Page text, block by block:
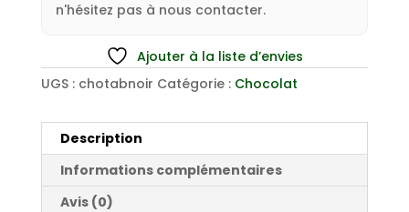
n'hésitez pas à nous contacter.
Ajouter à la liste d’envies
UGS : chotabnoir Catégorie : Chocolat
Description
Informations complémentaires
Avis (0)